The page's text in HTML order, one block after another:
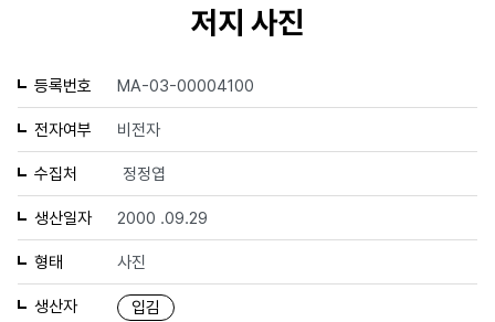
저지 사진
등록번호 MA-03-00004100
전자여부 비전자
수집처 정정엽
생산일자 2000 .09.29
형태 사진
생산자 입김